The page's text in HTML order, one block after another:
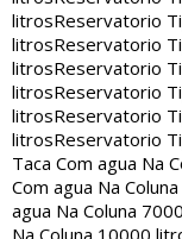
litrosReservatorio
litrosReservatorio
litrosReservatorio
litrosReservatorio
litrosReservatorio
litrosReservatorio
Taca Com agua Na
Com agua Na
agua Na Coluna